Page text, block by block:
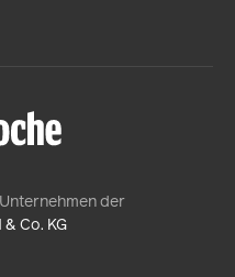
der
Co. KG